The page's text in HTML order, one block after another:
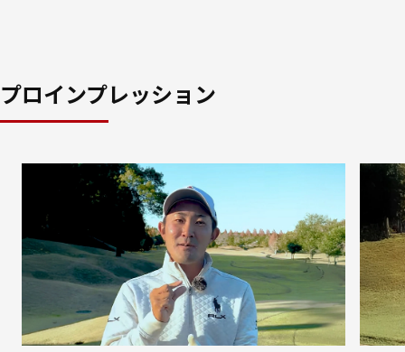
プロインプレッション